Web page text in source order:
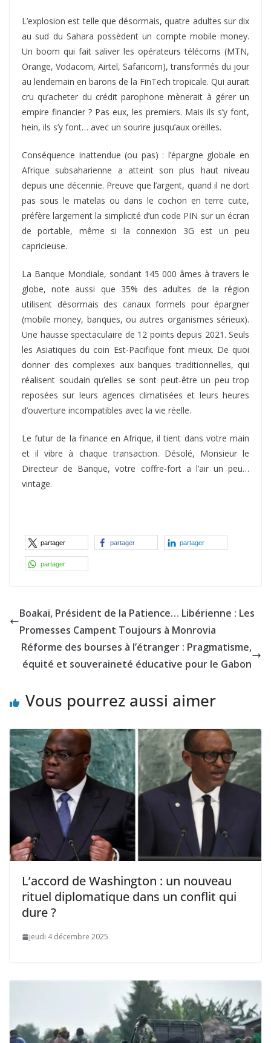
L’explosion est telle que désormais, quatre adultes sur dix
au sud du Sahara possèdent un compte mobile money.
Un boom qui fait saliver les opérateurs télécoms (MTN,
Orange, Vodacom, Airtel, Safaricom), transformés du jour
au lendemain en barons de la FinTech tropicale. Qui aurait
cru qu’acheter du crédit parophone mènerait à gérer un
empire financier ? Pas eux, les premiers. Mais ils s’y font,
hein, ils s’y font… avec un sourire jusqu’aux oreilles.
Conséquence inattendue (ou pas) : l’épargne globale en
Afrique subsaharienne a atteint son plus haut niveau
depuis une décennie. Preuve que l’argent, quand il ne dort
pas sous le matelas ou dans le cochon en terre cuite,
préfère largement la simplicité d’un code PIN sur un écran
de portable, même si la connexion 3G est un peu
capricieuse.
La Banque Mondiale, sondant 145 000 âmes à travers le
globe, note aussi que 35% des adultes de la région
utilisent désormais des canaux formels pour épargner
(mobile money, banques, ou autres organismes sérieux).
Une hausse spectaculaire de 12 points depuis 2021. Seuls
les Asiatiques du coin Est-Pacifique font mieux. De quoi
donner des complexes aux banques traditionnelles, qui
réalisent soudain qu’elles se sont peut-être un peu trop
reposées sur leurs agences climatisées et leurs heures
d’ouverture incompatibles avec la vie réelle.
Le futur de la finance en Afrique, il tient dans votre main
et il vibre à chaque transaction. Désolé, Monsieur le
Directeur de Banque, votre coffre-fort a l’air un peu…
vintage.
partager partager partager
partager
Boakai, Président de la Patience… Libérienne : Les
Promesses Campent Toujours à Monrovia
Réforme des bourses à l’étranger : Pragmatisme,
équité et souveraineté éducative pour le Gabon
Vous pourrez aussi aimer
L’accord de Washington : un nouveau
rituel diplomatique dans un conflit qui
dure ?
jeudi 4 décembre 2025